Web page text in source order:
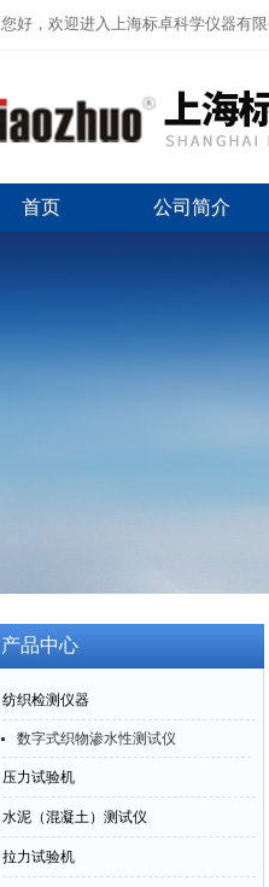
您好，欢迎进入上海标卓科学仪器有限
首页 公司简介
产品中心
纺织检测仪器
数字式织物渗水性测试仪
压力试验机
水泥（混凝土）测试仪
拉力试验机